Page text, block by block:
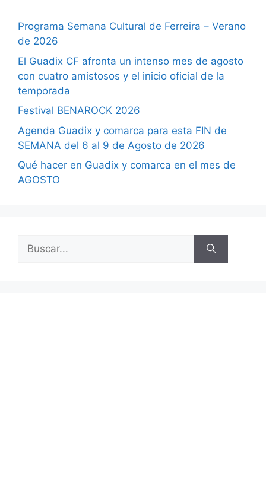
Programa Semana Cultural de Ferreira – Verano
de 2026
El Guadix CF afronta un intenso mes de agosto
con cuatro amistosos y el inicio oficial de la
temporada
Festival BENAROCK 2026
Agenda Guadix y comarca para esta FIN de
SEMANA del 6 al 9 de Agosto de 2026
Qué hacer en Guadix y comarca en el mes de
AGOSTO
Buscar: